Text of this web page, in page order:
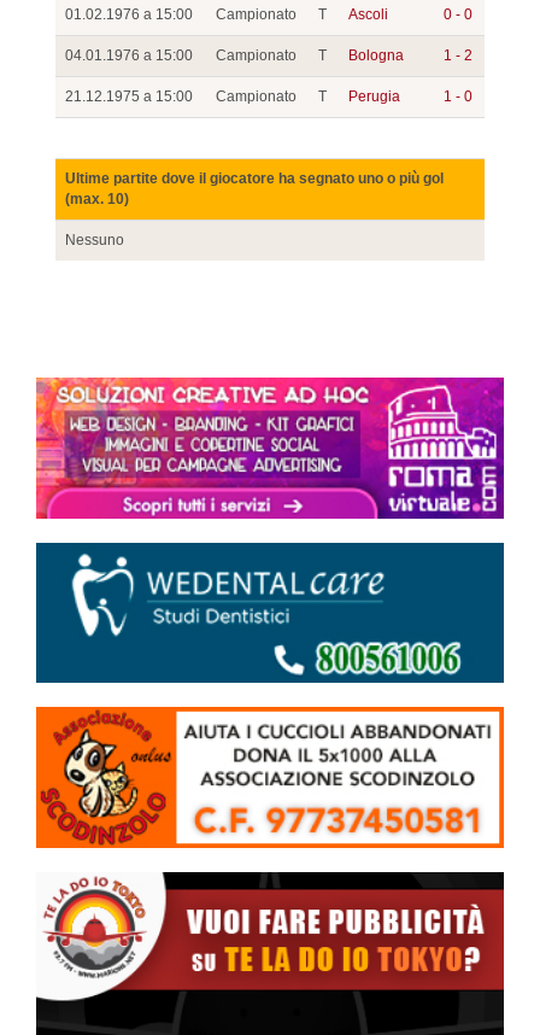
01.02.1976 a 15:00 Campionato T Ascoli 0 - 0
04.01.1976 a 15:00 Campionato T Bologna 1 - 2
21.12.1975 a 15:00 Campionato T Perugia 1 - 0
Ultime partite dove il giocatore ha segnato uno o più gol
(max. 10)
Nessuno